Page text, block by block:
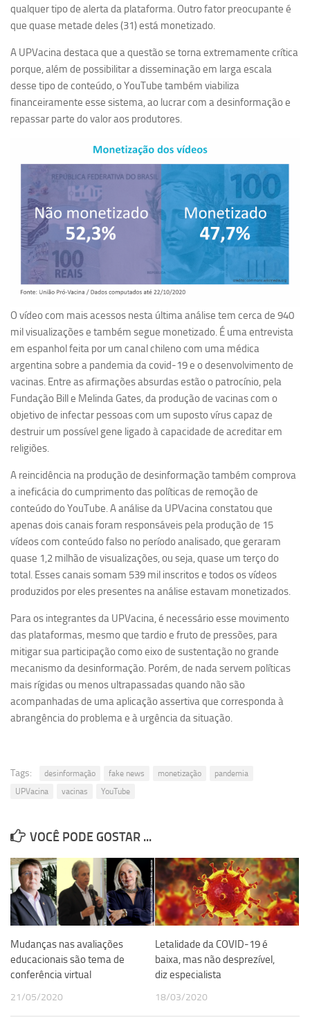
qualquer tipo de alerta da plataforma. Outro fator preocupante é
que quase metade deles (31) está monetizado.
A UPVacina destaca que a questão se torna extremamente crítica
porque, além de possibilitar a disseminação em larga escala
desse tipo de conteúdo, o YouTube também viabiliza
financeiramente esse sistema, ao lucrar com a desinformação e
repassar parte do valor aos produtores.
O vídeo com mais acessos nesta última análise tem cerca de 940
mil visualizações e também segue monetizado. É uma entrevista
em espanhol feita por um canal chileno com uma médica
argentina sobre a pandemia da covid-19 e o desenvolvimento de
vacinas. Entre as afirmações absurdas estão o patrocínio, pela
Fundação Bill e Melinda Gates, da produção de vacinas com o
objetivo de infectar pessoas com um suposto vírus capaz de
destruir um possível gene ligado à capacidade de acreditar em
religiões.
A reincidência na produção de desinformação também comprova
a ineficácia do cumprimento das políticas de remoção de
conteúdo do YouTube. A análise da UPVacina constatou que
apenas dois canais foram responsáveis pela produção de 15
vídeos com conteúdo falso no período analisado, que geraram
quase 1,2 milhão de visualizações, ou seja, quase um terço do
total. Esses canais somam 539 mil inscritos e todos os vídeos
produzidos por eles presentes na análise estavam monetizados.
Para os integrantes da UPVacina, é necessário esse movimento
das plataformas, mesmo que tardio e fruto de pressões, para
mitigar sua participação como eixo de sustentação no grande
mecanismo da desinformação. Porém, de nada servem políticas
mais rígidas ou menos ultrapassadas quando não são
acompanhadas de uma aplicação assertiva que corresponda à
abrangência do problema e à urgência da situação.
Tags: desinformação fake news monetização
pandemia
UPVacina
vacinas YouTube
VOCÊ PODE GOSTAR ...
Mudanças nas avaliações
educacionais são tema de
conferência virtual
21/05/2020
Letalidade da COVID-19 é
baixa, mas não desprezível,
diz especialista
18/03/2020